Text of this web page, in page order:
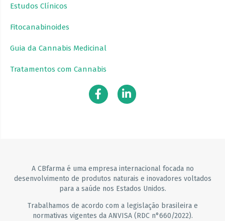
Estudos Clínicos
Fitocanabinoides
Guia da Cannabis Medicinal
Tratamentos com Cannabis
A CBfarma é uma empresa internacional focada no
desenvolvimento de produtos naturais e inovadores voltados
para a saúde nos Estados Unidos.
Trabalhamos de acordo com a legislação brasileira e
normativas vigentes da ANVISA (RDC n°660/2022).